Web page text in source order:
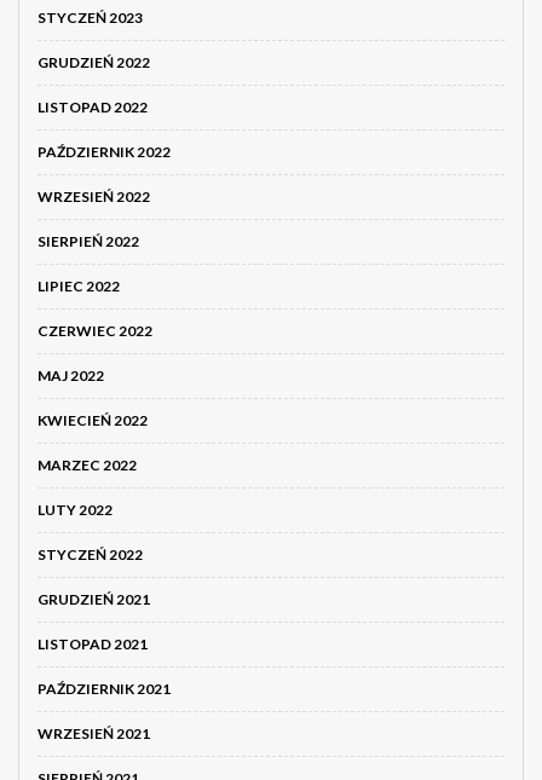
STYCZEŃ 2023
GRUDZIEŃ 2022
LISTOPAD 2022
PAŹDZIERNIK 2022
WRZESIEŃ 2022
SIERPIEŃ 2022
LIPIEC 2022
CZERWIEC 2022
MAJ 2022
KWIECIEŃ 2022
MARZEC 2022
LUTY 2022
STYCZEŃ 2022
GRUDZIEŃ 2021
LISTOPAD 2021
PAŹDZIERNIK 2021
WRZESIEŃ 2021